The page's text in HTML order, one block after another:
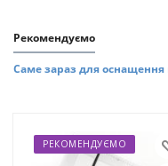
Рекомендуємо
Саме зараз для
РЕКОМЕНДУЄМО